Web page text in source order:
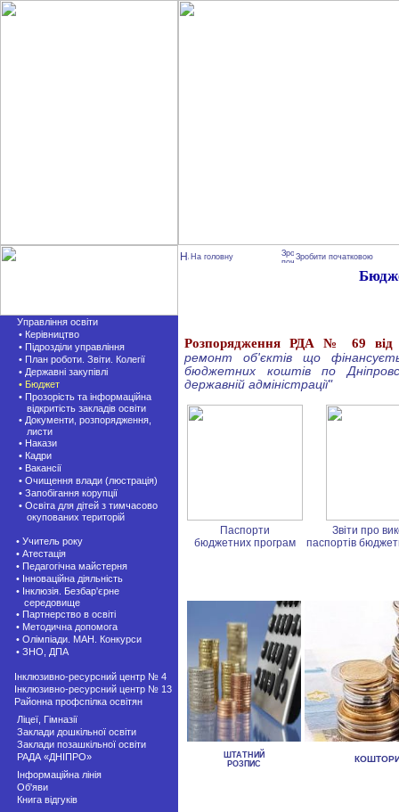
Управління освіти
• Керівництво
• Підрозділи управління
• План роботи. Звіти. Колегії
• Державні закупівлі
• Бюджет
• Прозорість та інформаційна
відкритість закладів освіти
• Документи, розпорядження,
листи
• Накази
• Кадри
• Вакансії
• Очищення влади (люстрація)
• Запобігання корупції
• Освіта для дітей з тимчасово
окупованих територій
• Учитель року
• Атестація
• Педагогічна майстерня
• Інноваційна діяльність
• Інклюзія. Безбар'єрне
середовище
• Партнерство в освіті
• Методична допомога
• Олімпіади. МАН. Конкурси
• ЗНО, ДПА
Інклюзивно-ресурсний центр № 4
Інклюзивно-ресурсний центр № 13
Районна профспілка освітян
Ліцеї, Гімназії
Заклади дошкільної освіти
Заклади позашкiльної освіти
РАДА «ДНІПРО»
Інформаційна лінія
Об'яви
Книга відгуків
На головну Зробити початковою
Розпорядження РДА № 69 від
ремонт об'єктів що
бюджетних коштів по
державній адміністрації"
Паспорти
бюджетних програм
Звіти про
паспортів
ШТАТНИЙ
РОЗПИС